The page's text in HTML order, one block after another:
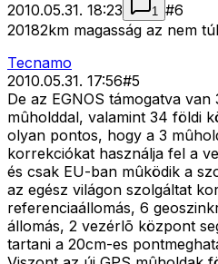
2010.05.31. 18:23
1 #6
20182km magasság az nem
Tecnamo
2010.05.31. 17:56#5
De az EGNOS támogatva van
mûholddal, valamint 34 földi
olyan pontos, hogy a 3
korrekciókat használja fel a
és csak EU-ban mûködik a
az egész világon szolgáltat
referenciaállomás, 6
állomás, 2 vezérlõ központ
tartani a 20cm-es